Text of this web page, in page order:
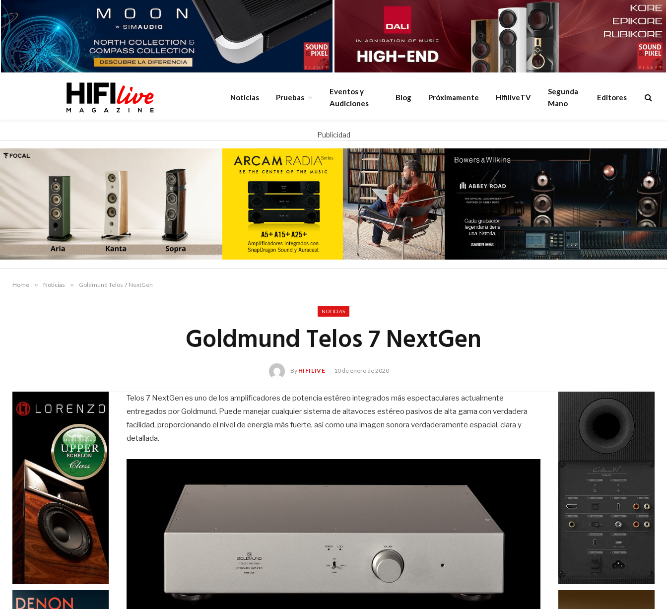
Noticias Pruebas
Eventos y
Audiciones
Blog Próximamente HifiliveTV
Segunda
Mano
Editores
Publicidad
Home » Noticias » Goldmund Telos 7 NextGen
NOTICIAS
Goldmund Telos 7 NextGen
By HIFILIVE 10 de enero de 2020
Telos 7 NextGen es uno de los amplificadores de potencia estéreo integrados más espectaculares actualmente
entregados por Goldmund. Puede manejar cualquier sistema de altavoces estéreo pasivos de alta gama con verdadera
facilidad, proporcionando el nivel de energía más fuerte, así como una imagen sonora verdaderamente espacial, clara y
detallada.